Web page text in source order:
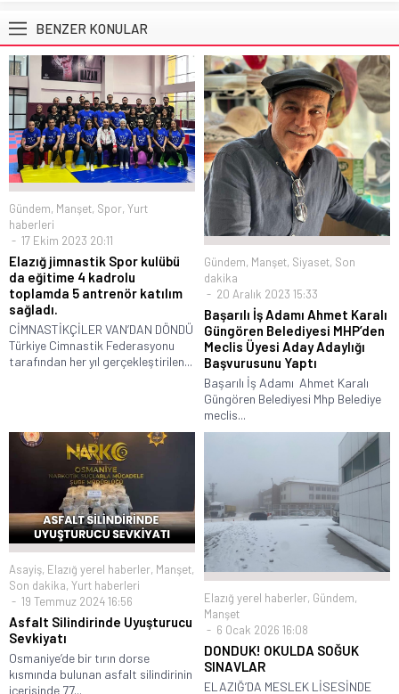
BENZER KONULAR
Gündem, Manşet, Spor, Yurt
haberleri
17 Ekim 2023 20:11
Elazığ jimnastik Spor kulübü
da eğitime 4 kadrolu
toplamda 5 antrenör katılım
sağladı.
CİMNASTİKÇİLER VAN’DAN DÖNDÜ
Türkiye Cimnastik Federasyonu
tarafından her yıl gerçekleştirilen...
Gündem, Manşet, Siyaset, Son
dakika
20 Aralık 2023 15:33
Başarılı İş Adamı Ahmet Karalı
Güngören Belediyesi MHP’den
Meclis Üyesi Aday Adaylığı
Başvurusunu Yaptı
Başarılı İş Adamı Ahmet Karalı
Güngören Belediyesi Mhp Belediye
meclis...
Asayiş, Elazığ yerel haberler, Manşet,
Son dakika, Yurt haberleri
19 Temmuz 2024 16:56
Asfalt Silindirinde Uyuşturucu
Sevkiyatı
Osmaniye’de bir tırın dorse
kısmında bulunan asfalt silindirinin
içerisinde 77...
Elazığ yerel haberler, Gündem,
Manşet
6 Ocak 2026 16:08
DONDUK! OKULDA SOĞUK
SINAVLAR
ELAZIĞ’DA MESLEK LİSESİNDE